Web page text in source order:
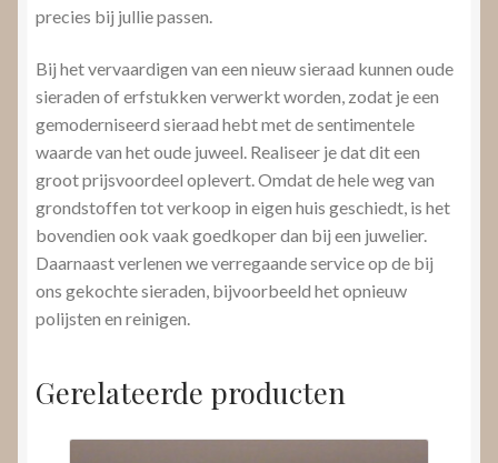
precies bij jullie passen.
Bij het vervaardigen van een nieuw sieraad kunnen oude
sieraden of erfstukken verwerkt worden, zodat je een
gemoderniseerd sieraad hebt met de sentimentele
waarde van het oude juweel. Realiseer je dat dit een
groot prijsvoordeel oplevert. Omdat de hele weg van
grondstoffen tot verkoop in eigen huis geschiedt, is het
bovendien ook vaak goedkoper dan bij een juwelier.
Daarnaast verlenen we verregaande service op de bij
ons gekochte sieraden, bijvoorbeeld het opnieuw
polijsten en reinigen.
Gerelateerde producten